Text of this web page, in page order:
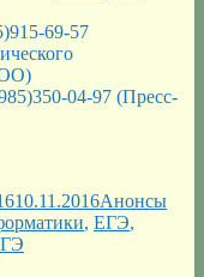
69-57
04-97 (Пресс-
10.11.2016Анонсы
, ЕГЭ,